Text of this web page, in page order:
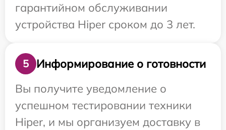
гарантийном обслуживании
устройства Hiper сроком до 3 лет.
5
Информирование о готовности
Вы получите уведомление о
успешном тестировании техники
Hiper, и мы организуем доставку в